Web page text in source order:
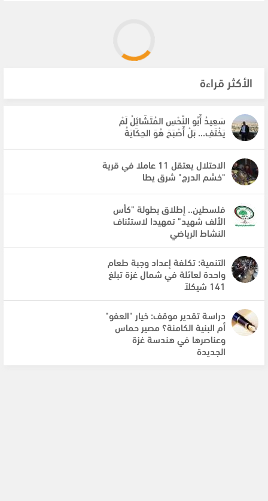
الأكثر قراءة
سَعِيدُ أَبُو النَّحْسِ المُتَشَائِلُ لَمْ
يَخْتَفِ... بَلْ أَصْبَحَ هُوَ الحِكَايَةُ
الاحتلال يعتقل 11 عاملا في قرية
"خشم الدرج" شرق يطا
فلسطين.. إطلاق بطولة "كأس
الألف شهيد" تمهيدا لاستئناف
النشاط الرياضي
التنمية: تكلفة إعداد وجبة طعام
واحدة لعائلة في شمال غزة تبلغ
141 شيكلاً
دراسة تقدير موقف: خيار "العفو"
أم البنية الكامنة؟ مصير حماس
وعناصرها في هندسة غزة
الجديدة